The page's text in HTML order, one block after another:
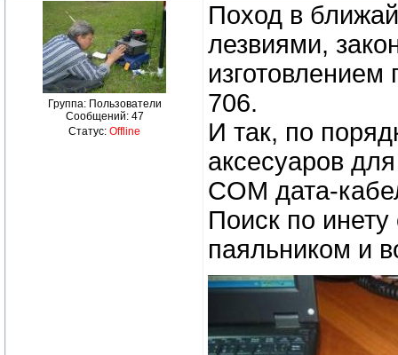
Группа: Пользователи
Сообщений: 47
Статус: Offline
Поход в
лезвиями,
706.
И так, по
аксесуаров
COM дата-
Поиск по
паяльником и